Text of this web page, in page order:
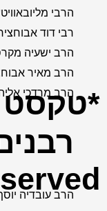
הרבי
רבי דוד
הרב ישעיה
הרב מאיר
הרב מרדכי
הרב עובדיה
*טקסט